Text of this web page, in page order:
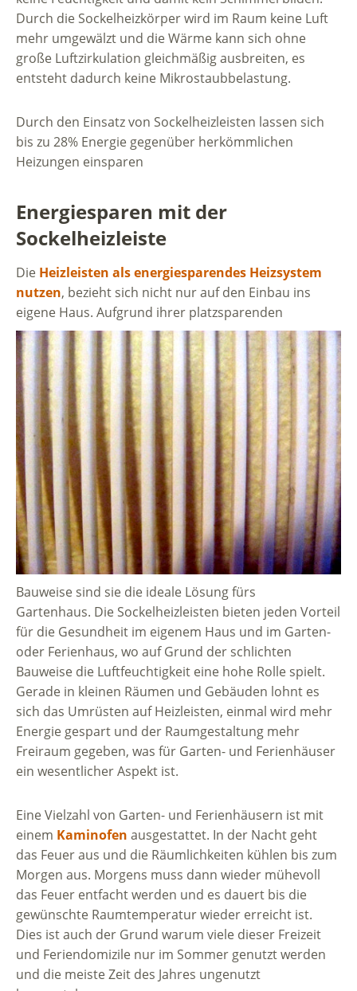
Durch die Sockelheizkörper wird im Raum keine Luft
mehr umgewälzt und die Wärme kann sich ohne
große Luftzirkulation gleichmäßig ausbreiten, es
entsteht dadurch keine Mikrostaubbelastung.
Durch den Einsatz von Sockelheizleisten lassen sich
bis zu 28% Energie gegenüber herkömmlichen
Heizungen einsparen
Energiesparen mit der
Sockelheizleiste
Die Heizleisten als energiesparendes Heizsystem
nutzen, bezieht sich nicht nur auf den Einbau ins
eigene Haus. Aufgrund ihrer platzsparenden
Bauweise sind sie die ideale Lösung fürs
Gartenhaus. Die Sockelheizleisten bieten jeden Vorteil
für die Gesundheit im eigenem Haus und im Garten-
oder Ferienhaus, wo auf Grund der schlichten
Bauweise die Luftfeuchtigkeit eine hohe Rolle spielt.
Gerade in kleinen Räumen und Gebäuden lohnt es
sich das Umrüsten auf Heizleisten, einmal wird mehr
Energie gespart und der Raumgestaltung mehr
Freiraum gegeben, was für Garten- und Ferienhäuser
ein wesentlicher Aspekt ist.
Eine Vielzahl von Garten- und Ferienhäusern ist mit
einem Kaminofen ausgestattet. In der Nacht geht
das Feuer aus und die Räumlichkeiten kühlen bis zum
Morgen aus. Morgens muss dann wieder mühevoll
das Feuer entfacht werden und es dauert bis die
gewünschte Raumtemperatur wieder erreicht ist.
Dies ist auch der Grund warum viele dieser Freizeit
und Feriendomizile nur im Sommer genutzt werden
und die meiste Zeit des Jahres ungenutzt